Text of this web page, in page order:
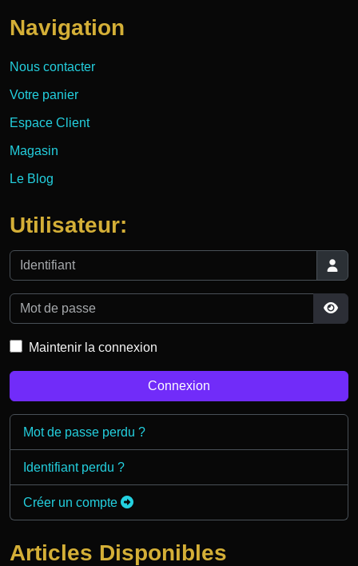
Navigation
Nous contacter
Votre panier
Espace Client
Magasin
Le Blog
Utilisateur:
Identifiant
Mot de passe
Maintenir la connexion
Connexion
Mot de passe perdu ?
Identifiant perdu ?
Créer un compte
Articles Disponibles